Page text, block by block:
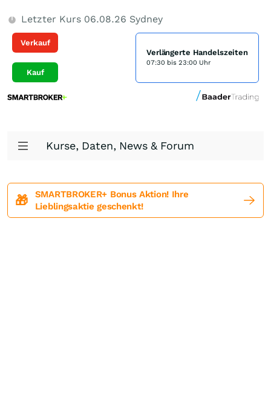
Letzter Kurs 06.08.26 Sydney
Verkauf
Kauf
Verlängerte Handelszeiten
07:30 bis 23:00 Uhr
Kurse, Daten, News & Forum
🎁
SMARTBROKER+ Bonus Aktion! Ihre
Lieblingsaktie geschenkt!